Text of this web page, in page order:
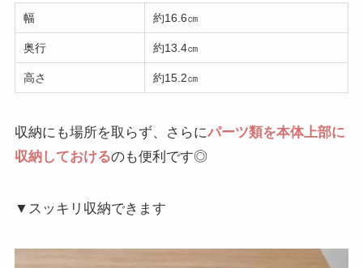
幅 約16.6㎝
奥行 約13.4㎝
高さ 約15.2㎝
収納にも場所を取らず、さらにパーツ類を本体上部に
収納しておけるのも便利です◎
▼スッキリ収納できます